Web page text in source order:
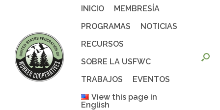
INICIO
MEMBRESÍA
PROGRAMAS
NOTICIAS
RECURSOS
SOBRE LA USFWC
TRABAJOS
EVENTOS
View this page in
English